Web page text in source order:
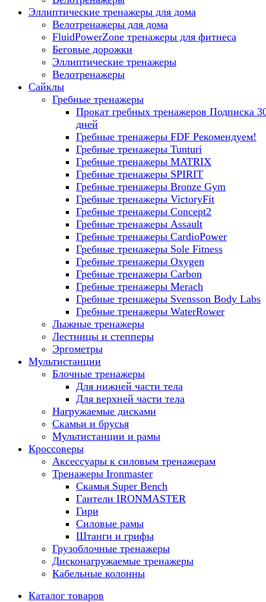
Эллиптические тренажеры для дома
Велотренажеры для дома
FluidPowerZone тренажеры для фитнеса
Беговые дорожки
Эллиптические тренажеры
Велотренажеры
Сайклы
Гребные тренажеры
Прокат гребных тренажеров Подписка
дней
Гребные тренажеры FDF Рекомендуем!
Гребные тренажеры Tunturi
Гребные тренажеры MATRIX
Гребные тренажеры SPIRIT
Гребные тренажеры Bronze Gym
Гребные тренажеры VictoryFit
Гребные тренажеры Concept2
Гребные тренажеры Assault
Гребные тренажеры CardioPower
Гребные тренажеры Sole Fitness
Гребные тренажеры Oxygen
Гребные тренажеры Carbon
Гребные тренажеры Merach
Гребные тренажеры Svensson Body Labs
Гребные тренажеры WaterRower
Лыжные тренажеры
Лестницы и степперы
Эргометры
Мультистанции
Блочные тренажеры
Для нижней части тела
Для верхней части тела
Нагружаемые дисками
Скамьи и брусья
Мультистанции и рамы
Кроссоверы
Аксессуары к силовым тренажерам
Тренажеры Ironmaster
Скамья Super Bench
Гантели IRONMASTER
Гири
Силовые рамы
Штанги и грифы
Грузоблочные тренажеры
Дисконагружаемые тренажеры
Кабельные колонны
Каталог товаров